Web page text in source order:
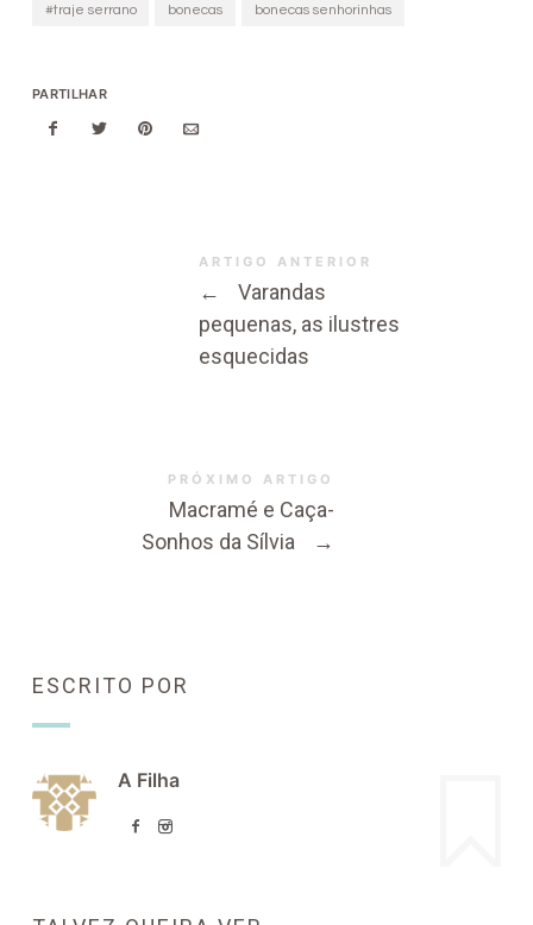
#traje serrano bonecas bonecas senhorinhas
PARTILHAR
ARTIGO ANTERIOR
←
Varandas
pequenas, as ilustres
esquecidas
PRÓXIMO ARTIGO
Macramé e Caça-
Sonhos da Sílvia
→
ESCRITO POR
A Filha